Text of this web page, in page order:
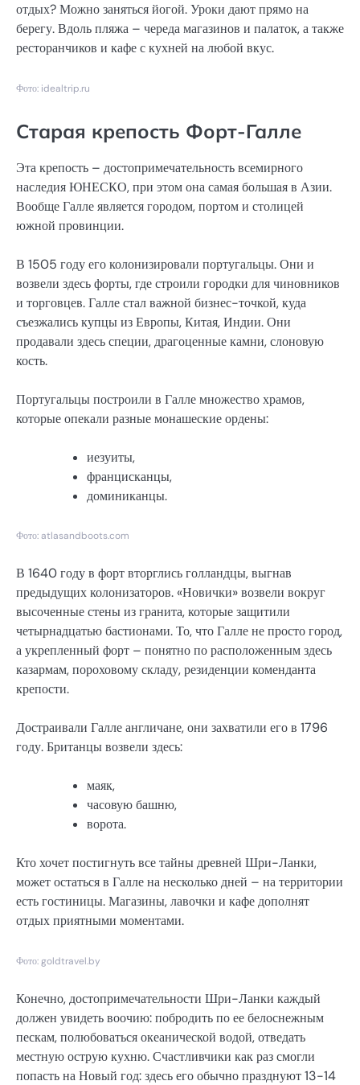
отдых? Можно заняться йогой. Уроки дают прямо на
берегу. Вдоль пляжа – череда магазинов и палаток, а также
ресторанчиков и кафе с кухней на любой вкус.
Фото: idealtrip.ru
Старая крепость Форт-Галле
Эта крепость – достопримечательность всемирного
наследия ЮНЕСКО, при этом она самая большая в Азии.
Вообще Галле является городом, портом и столицей
южной провинции.
В 1505 году его колонизировали португальцы. Они и
возвели здесь форты, где строили городки для чиновников
и торговцев. Галле стал важной бизнес-точкой, куда
съезжались купцы из Европы, Китая, Индии. Они
продавали здесь специи, драгоценные камни, слоновую
кость.
Португальцы построили в Галле множество храмов,
которые опекали разные монашеские ордены:
иезуиты,
францисканцы,
доминиканцы.
Фото: atlasandboots.com
В 1640 году в форт вторглись голландцы, выгнав
предыдущих колонизаторов. «Новички» возвели вокруг
высоченные стены из гранита, которые защитили
четырнадцатью бастионами. То, что Галле не просто город,
а укрепленный форт – понятно по расположенным здесь
казармам, пороховому складу, резиденции коменданта
крепости.
Достраивали Галле англичане, они захватили его в 1796
году. Британцы возвели здесь:
маяк,
часовую башню,
ворота.
Кто хочет постигнуть все тайны древней Шри-Ланки,
может остаться в Галле на несколько дней – на территории
есть гостиницы. Магазины, лавочки и кафе дополнят
отдых приятными моментами.
Фото: goldtravel.by
Конечно, достопримечательности Шри-Ланки каждый
должен увидеть воочию: побродить по ее белоснежным
пескам, полюбоваться океанической водой, отведать
местную острую кухню. Счастливчики как раз смогли
попасть на Новый год: здесь его обычно празднуют 13-14